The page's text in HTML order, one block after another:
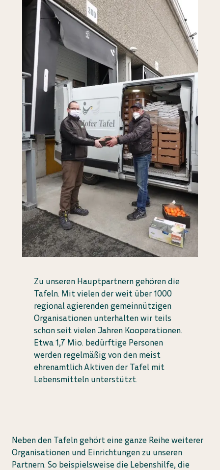
Zu unseren Hauptpartnern gehören die
Tafeln. Mit vielen der weit über 1000
regional agierenden gemeinnützigen
Organisationen unterhalten wir teils
schon seit vielen Jahren Kooperationen.
Etwa 1,7 Mio. bedürftige Personen
werden regelmäßig von den meist
ehrenamtlich Aktiven der Tafel mit
Lebensmitteln unterstützt.
Neben den Tafeln gehört eine ganze Reihe weiterer
Organisationen und Einrichtungen zu unseren
Partnern. So beispielsweise die Lebenshilfe, die